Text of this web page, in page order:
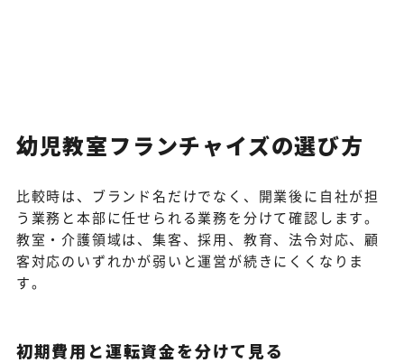
幼児教室フランチャイズの選び方
比較時は、ブランド名だけでなく、開業後に自社が担
う業務と本部に任せられる業務を分けて確認します。
教室・介護領域は、集客、採用、教育、法令対応、顧
客対応のいずれかが弱いと運営が続きにくくなりま
す。
初期費用と運転資金を分けて見る